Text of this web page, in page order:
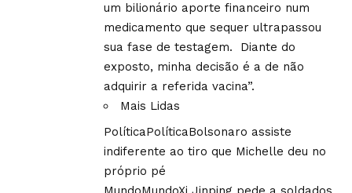
um bilionário aporte financeiro num
medicamento que sequer ultrapassou
sua fase de testagem. Diante do
exposto, minha decisão é a de não
adquirir a referida vacina”.
Mais Lidas
PolíticaPolíticaBolsonaro assiste
indiferente ao tiro que Michelle deu no
próprio pé